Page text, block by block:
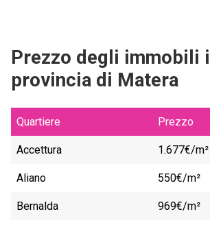
Prezzo degli immobili
provincia di Matera
Quartiere Prezzo
Accettura 1.677€/m²
Aliano 550€/m²
Bernalda 969€/m²